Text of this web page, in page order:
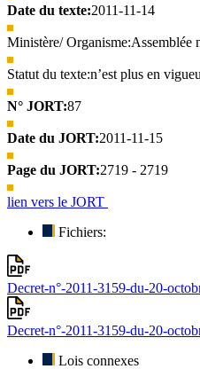
Date du texte:2011-11-14
Ministère/ Organisme:Assemblée
Statut du texte:n’est plus en
N° JORT:87
Date du JORT:2011-11-15
Page du JORT:2719 - 2719
lien vers le JORT
Fichiers:
Decret-n°-2011-3159-du-20-
Decret-n°-2011-3159-du-20-
Lois connexes